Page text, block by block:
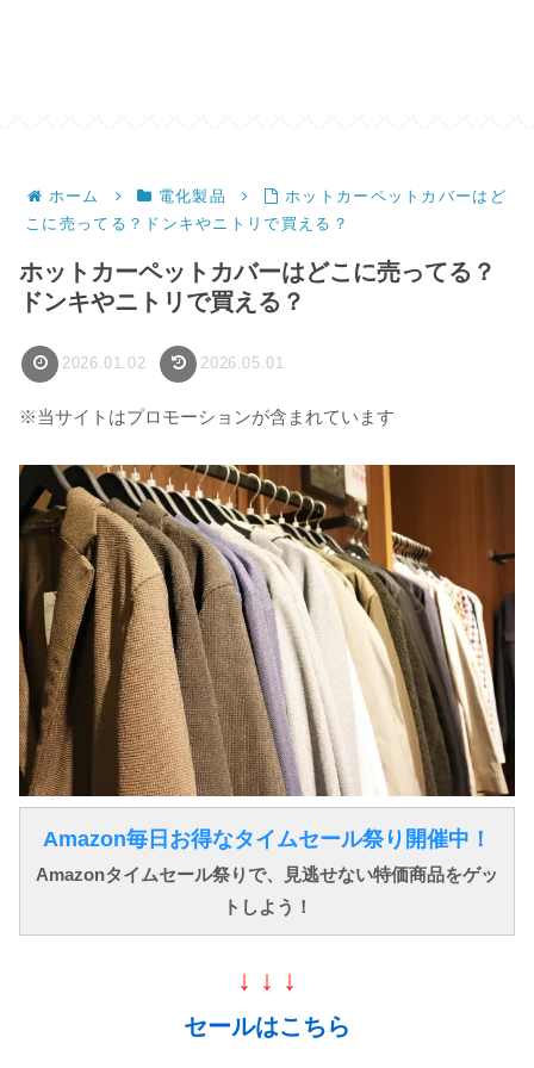
ホーム 電化製品
ホットカーペットカバーはど
こに売ってる？ドンキやニトリで買える？
ホットカーペットカバーはどこに売ってる？
ドンキやニトリで買える？
2026.01.02 2026.05.01
※当サイトはプロモーションが含まれています
Amazon毎日お得なタイムセール祭り開催中！
Amazonタイムセール祭りで、見逃せない特価商品をゲッ
トしよう！
↓ ↓ ↓
セールはこちら